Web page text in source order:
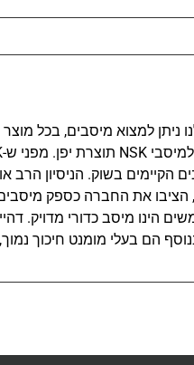
ניתן למצוא מיסבים, בכל
הציבו את החברה כספק
הינו מיסב כדורי מדויק.
הם בעלי מומנט חיכוך